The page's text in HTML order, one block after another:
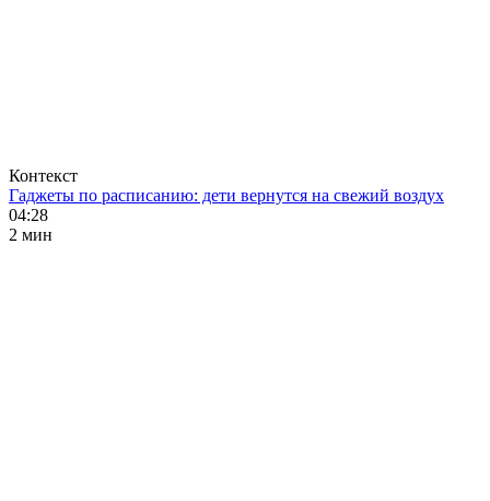
Контекст
Гаджеты по расписанию: дети вернутся на свежий воздух
04:28
2 мин